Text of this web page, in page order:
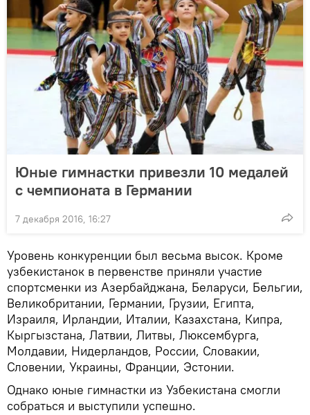
Юные гимнастки привезли 10 медалей
с чемпионата в Германии
7 декабря 2016, 16:27
Уровень конкуренции был весьма высок. Кроме
узбекистанок в первенстве приняли участие
спортсменки из Азербайджана, Беларуси, Бельгии,
Великобритании, Германии, Грузии, Египта,
Израиля, Ирландии, Италии, Казахстана, Кипра,
Кыргызстана, Латвии, Литвы, Люксембурга,
Молдавии, Нидерландов, России, Словакии,
Словении, Украины, Франции, Эстонии.
Однако юные гимнастки из Узбекистана смогли
собраться и выступили успешно.